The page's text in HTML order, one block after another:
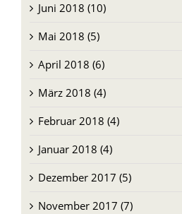
Juni 2018 (10)
Mai 2018 (5)
April 2018 (6)
März 2018 (4)
Februar 2018 (4)
Januar 2018 (4)
Dezember 2017 (5)
November 2017 (7)